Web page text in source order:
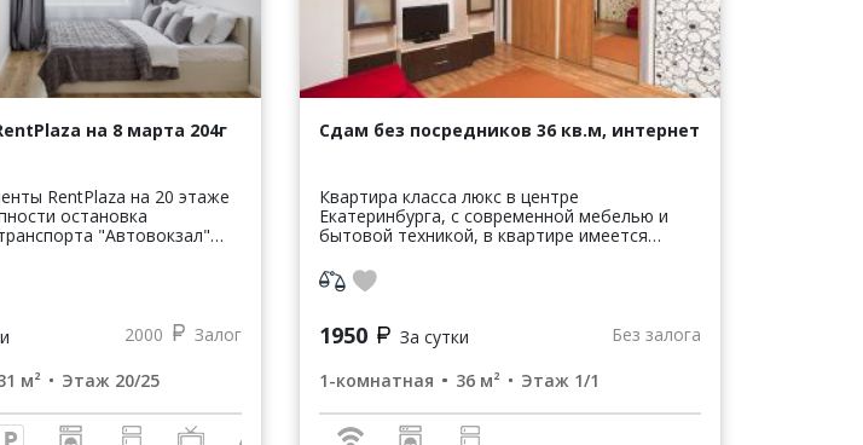
на 8 марта 204г
RentPlaza на 20 этаже
oстaнoвка
"Автовокзал"
2000
Залог
м² Этаж 20/25
Сдам без посредников 36 кв.м, интернет
Квартира класса люкс в центре
Екатеринбурга, с современной мебелью и
бытовой техникой, в квартире имеется
ЖК телевизор, микроволновка, стиральная
машинка,...
1950 За сутки
Без залога
1-комнатная
36 м² Этаж 1/1